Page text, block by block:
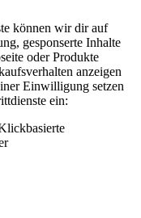
können wir dir auf
gesponserte Inhalte
oder Produkte
anzeigen
Einwilligung setzen
ein: